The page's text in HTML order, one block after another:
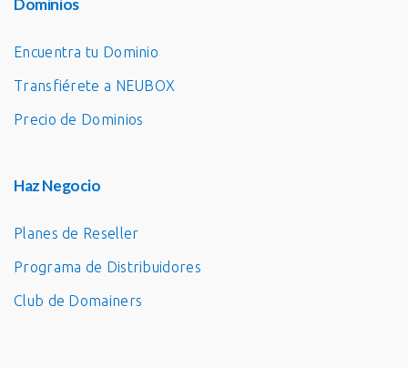
Dominios
Encuentra tu Dominio
Transfiérete a NEUBOX
Precio de Dominios
Haz Negocio
Planes de Reseller
Programa de Distribuidores
Club de Domainers